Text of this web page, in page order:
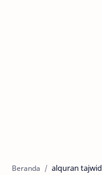
Beranda alquran tajwid